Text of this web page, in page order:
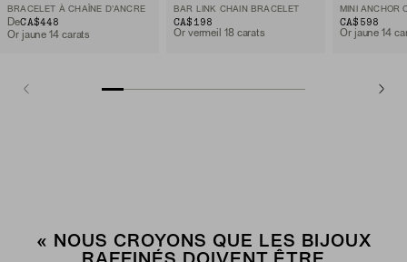
BRACELET À CHAÎNE D'ANCRE
DeCA$448
Or jaune 14 carats
BAR LINK CHAIN BRACELET
CA$198
Or vermeil 18 carats
MINI ANCHOR
CA$598
Or jaune 14
« NOUS CROYONS QUE LES BIJOUX